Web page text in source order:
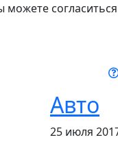
Авто
25 июля